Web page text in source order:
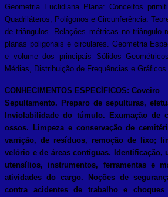
Geometria Euclidiana Plana: Conceitos
Quadriláteros, Polígonos e Circunferência.
de triângulos. Relações métricas no triângulo
planas poligonais e circulares. Geometria
e volume dos principais Sólidos
Médias, Distribuição de Frequências e Gráficos.
CONHECIMENTOS ESPECÍFICOS: Coveiro
Sepultamento. Preparo de sepulturas,
Inviolabilidade do túmulo. Exumação de
ossos. Limpeza e conservação de
varrição, de resíduos, remoção de lixo;
velório e de áreas contíguas. Identificação,
utensílios, instrumentos, ferramentas e
atividades do cargo. Noções de
contra acidentes de trabalho e